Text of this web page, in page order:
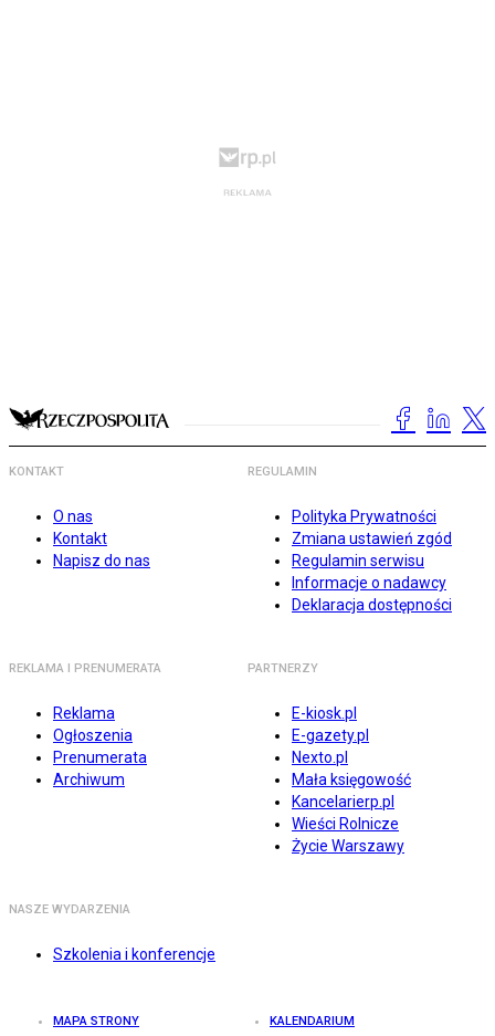
KONTAKT
O nas
Kontakt
Napisz do nas
REGULAMIN
Polityka Prywatności
Zmiana ustawień zgód
Regulamin serwisu
Informacje o nadawcy
Deklaracja dostępności
REKLAMA I PRENUMERATA
Reklama
Ogłoszenia
Prenumerata
Archiwum
PARTNERZY
E-kiosk.pl
E-gazety.pl
Nexto.pl
Mała księgowość
Kancelarierp.pl
Wieści Rolnicze
Życie Warszawy
NASZE WYDARZENIA
Szkolenia i konferencje
MAPA STRONY KALENDARIUM